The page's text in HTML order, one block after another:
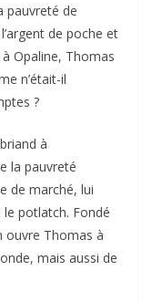
pauvreté de
de poche et
Opaline, Thomas
n’était-il
?
à
la pauvreté
de marché, lui
le potlatch. Fondé
ouvre Thomas à
mais aussi de